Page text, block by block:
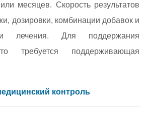
месяцев. Скорость результатов
дозировки, комбинации добавок и
лечения. Для поддержания
требуется поддерживающая
контроль